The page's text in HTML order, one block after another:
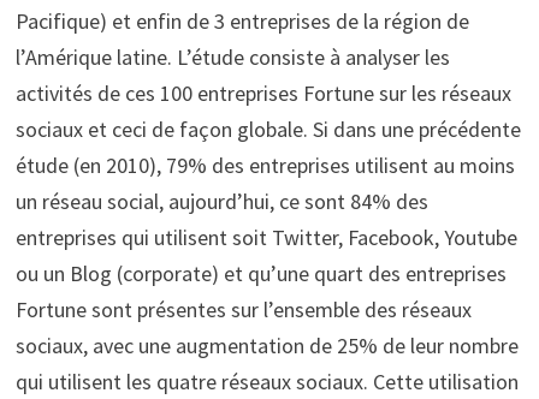
Pacifique) et enfin de 3 entreprises de la région de
l’Amérique latine. L’étude consiste à analyser les
activités de ces 100 entreprises Fortune sur les réseaux
sociaux et ceci de façon globale. Si dans une précédente
étude (en 2010), 79% des entreprises utilisent au moins
un réseau social, aujourd’hui, ce sont 84% des
entreprises qui utilisent soit Twitter, Facebook, Youtube
ou un Blog (corporate) et qu’une quart des entreprises
Fortune sont présentes sur l’ensemble des réseaux
sociaux, avec une augmentation de 25% de leur nombre
qui utilisent les quatre réseaux sociaux. Cette utilisation